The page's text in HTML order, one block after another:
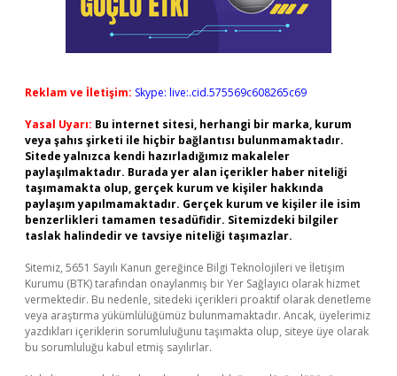
Reklam ve İletişim: Skype: live:.cid.575569c608265c69
Yasal Uyarı: Bu internet sitesi, herhangi bir marka, kurum
veya şahıs şirketi ile hiçbir bağlantısı bulunmamaktadır.
Sitede yalnızca kendi hazırladığımız makaleler
paylaşılmaktadır. Burada yer alan içerikler haber niteliği
taşımamakta olup, gerçek kurum ve kişiler hakkında
paylaşım yapılmamaktadır. Gerçek kurum ve kişiler ile isim
benzerlikleri tamamen tesadüfidir. Sitemizdeki bilgiler
taslak halindedir ve tavsiye niteliği taşımazlar.
Sitemiz, 5651 Sayılı Kanun gereğince Bilgi Teknolojileri ve İletişim
Kurumu (BTK) tarafından onaylanmış bir Yer Sağlayıcı olarak hizmet
vermektedir. Bu nedenle, sitedeki içerikleri proaktif olarak denetleme
veya araştırma yükümlülüğümüz bulunmamaktadır. Ancak, üyelerimiz
yazdıkları içeriklerin sorumluluğunu taşımakta olup, siteye üye olarak
bu sorumluluğu kabul etmiş sayılırlar.